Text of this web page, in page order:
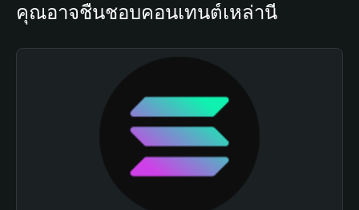
คุณอาจชื่นชอบคอนเทนต์เหล่านี้